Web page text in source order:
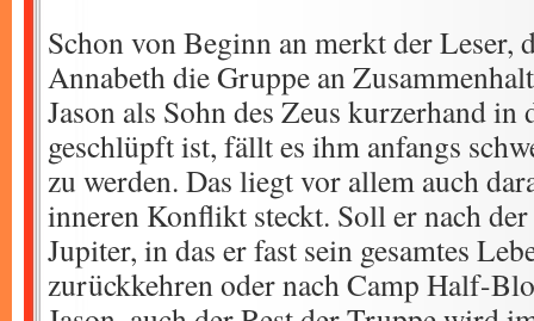
Schon von Beginn an merkt der Leser,
Annabeth die Gruppe an
Jason als Sohn des Zeus kurzerhand
geschlüpft ist, fällt es ihm anfangs
zu werden. Das liegt vor allem auch
inneren Konflikt steckt. Soll er nach
Jupiter, in das er fast sein gesamtes
zurückkehren oder nach Camp Half-